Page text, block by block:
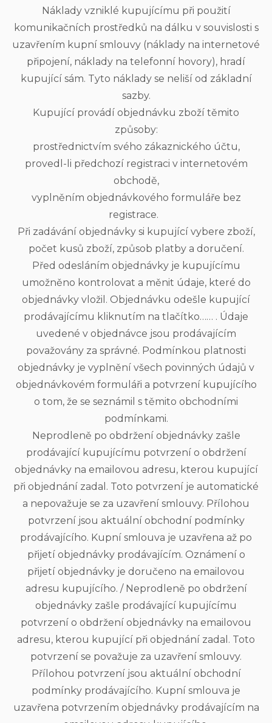
Náklady vzniklé kupujícímu při použití
komunikačních prostředků na dálku v souvislosti s
uzavřením kupní smlouvy (náklady na internetové
připojení, náklady na telefonní hovory), hradí
kupující sám. Tyto náklady se neliší od základní
sazby.
Kupující provádí objednávku zboží těmito
způsoby:
prostřednictvím svého zákaznického účtu,
provedl-li předchozí registraci v internetovém
obchodě,
vyplněním objednávkového formuláře bez
registrace.
Při zadávání objednávky si kupující vybere zboží,
počet kusů zboží, způsob platby a doručení.
Před odesláním objednávky je kupujícímu
umožněno kontrolovat a měnit údaje, které do
objednávky vložil. Objednávku odešle kupující
prodávajícímu kliknutím na tlačítko…… . Údaje
uvedené v objednávce jsou prodávajícím
považovány za správné. Podmínkou platnosti
objednávky je vyplnění všech povinných údajů v
objednávkovém formuláři a potvrzení kupujícího
o tom, že se seznámil s těmito obchodními
podmínkami.
Neprodleně po obdržení objednávky zašle
prodávající kupujícímu potvrzení o obdržení
objednávky na emailovou adresu, kterou kupující
při objednání zadal. Toto potvrzení je automatické
a nepovažuje se za uzavření smlouvy. Přílohou
potvrzení jsou aktuální obchodní podmínky
prodávajícího. Kupní smlouva je uzavřena až po
přijetí objednávky prodávajícím. Oznámení o
přijetí objednávky je doručeno na emailovou
adresu kupujícího. / Neprodleně po obdržení
objednávky zašle prodávající kupujícímu
potvrzení o obdržení objednávky na emailovou
adresu, kterou kupující při objednání zadal. Toto
potvrzení se považuje za uzavření smlouvy.
Přílohou potvrzení jsou aktuální obchodní
podmínky prodávajícího. Kupní smlouva je
uzavřena potvrzením objednávky prodávajícím na